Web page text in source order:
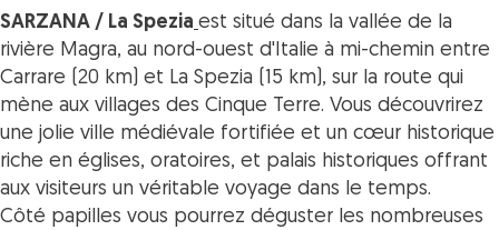
SARZANA / La Spezia est situé dans la vallée de la
rivière Magra, au nord-ouest d'Italie à mi-chemin entre
Carrare (20 km) et La Spezia (15 km), sur la route qui
mène aux villages des Cinque Terre. Vous découvrirez
une jolie ville médiévale fortifiée et un cœur historique
riche en églises, oratoires, et palais historiques offrant
aux visiteurs un véritable voyage dans le temps.
Côté papilles vous pourrez déguster les nombreuses